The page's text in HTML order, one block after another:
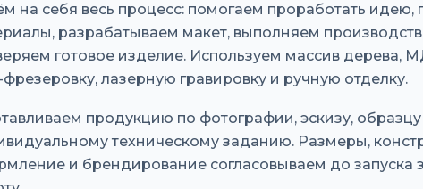
на себя весь процесс: помогаем проработать идею,
разрабатываем макет, выполняем
готовое изделие. Используем массив дерева,
лазерную гравировку и ручную отделку.
продукцию по фотографии, эскизу,
техническому заданию. Размеры,
и брендирование согласовываем до запуска